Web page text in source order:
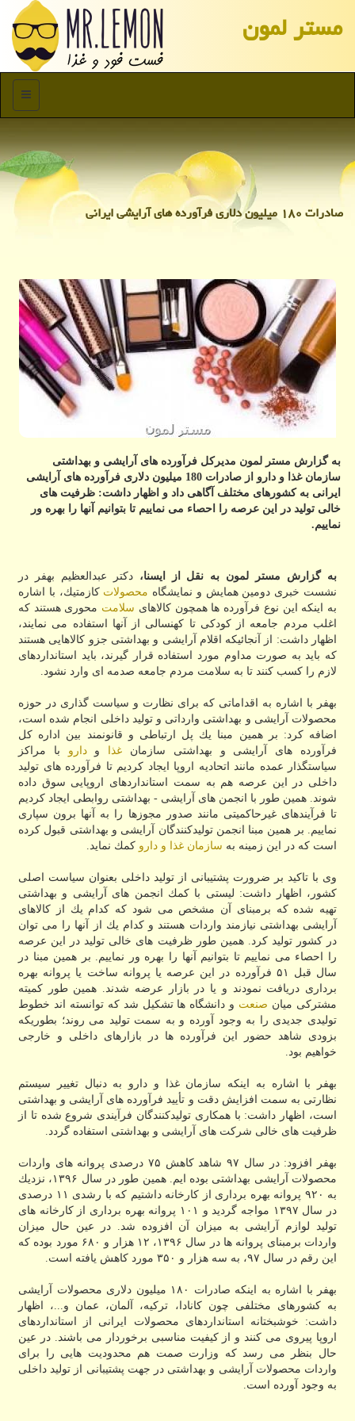
مستر لمون
منو
صادرات ۱۸۰ میلیون دلاری فرآورده های آرایشی ایرانی
به گزارش مستر لمون مدیركل فرآورده های آرایشی و بهداشتی
سازمان غذا و دارو از صادرات 180 میلیون دلاری فرآورده های آرایشی
ایرانی به كشورهای مختلف آگاهی داد و اظهار داشت: ظرفیت های
خالی تولید در این عرصه را احصاء می نماییم تا بتوانیم آنها را بهره ور
نماییم.
به گزارش مستر لمون به نقل از ایسنا،دكتر عبدالعظیم بهفر در
نشست خبری دومین همایش و نمایشگاه محصولات كازمتیك، با اشاره
به اینكه این نوع فرآورده ها همچون كالاهای سلامت محوری هستند كه
اغلب مردم جامعه از كودكی تا كهنسالی از آنها استفاده می نمایند،
اظهار داشت: از آنجائیكه اقلام آرایشی و بهداشتی جزو كالاهایی هستند
كه باید به صورت مداوم مورد استفاده قرار گیرند، باید استانداردهای
لازم را كسب كنند تا به سلامت مردم جامعه صدمه ای وارد نشود.
بهفر با اشاره به اقداماتی كه برای نظارت و سیاست گذاری در حوزه
محصولات آرایشی و بهداشتی وارداتی و تولید داخلی انجام شده است،
اضافه كرد: بر همین مبنا یك پل ارتباطی و قانونمند بین اداره كل
فرآورده های آرایشی و بهداشتی سازمان غذا ودارو با مراكز
سیاستگذار عمده مانند اتحادیه اروپا ایجاد كردیم تا فرآورده های تولید
داخلی در این عرصه هم به سمت استانداردهای اروپایی سوق داده
شوند. همین طور با انجمن های آرایشی - بهداشتی روابطی ایجاد كردیم
تا فرآیندهای غیرحاكمیتی مانند صدور مجوزها را به آنها برون سپاری
نماییم. بر همین مبنا انجمن تولیدكنندگان آرایشی و بهداشتی قبول كرده
است كه در این زمینه به سازمان غذا و دارو كمك نماید.
وی با تاكید بر ضرورت پشتیبانی از تولید داخلی بعنوان سیاست اصلی
كشور، اظهار داشت: لیستی با كمك انجمن های آرایشی و بهداشتی
تهیه شده كه برمبنای آن مشخص می شود كه كدام یك از كالاهای
آرایشی بهداشتی نیازمند واردات هستند و كدام یك از آنها را می توان
در كشور تولید كرد. همین طور ظرفیت های خالی تولید در این عرصه
را احصاء می نماییم تا بتوانیم آنها را بهره ور نماییم. بر همین مبنا در
سال قبل ۵۱ فرآورده در این عرصه یا پروانه ساخت یا پروانه بهره
برداری دریافت نمودند و یا در بازار عرضه شدند. همین طور كمیته
مشتركی میان صنعت و دانشگاه ها تشكیل شد كه توانسته اند خطوط
تولیدی جدیدی را به وجود آورده و به سمت تولید می روند؛ بطوریكه
بزودی شاهد حضور این فرآورده ها در بازارهای داخلی و خارجی
خواهیم بود.
بهفر با اشاره به اینكه سازمان غذا و دارو به دنبال تغییر سیستم
نظارتی به سمت افزایش دقت و تأیید فرآورده های آرایشی و بهداشتی
است، اظهار داشت: با همكاری تولیدكنندگان فرآیندی شروع شده تا از
ظرفیت های خالی شركت های آرایشی و بهداشتی استفاده گردد.
بهفر افزود: در سال ۹۷ شاهد كاهش ۷۵ درصدی پروانه های واردات
محصولات آرایشی بهداشتی بوده ایم. همین طور در سال ۱۳۹۶، نزدیك
به ۹۲۰ پروانه بهره برداری از كارخانه داشتیم كه با رشدی ۱۱ درصدی
در سال ۱۳۹۷ مواجه گردید و ۱۰۱ پروانه بهره برداری از كارخانه های
تولید لوازم آرایشی به میزان آن افزوده شد. در عین حال میزان
واردات برمبنای پروانه ها در سال ۱۳۹۶، ۱۲ هزار و ۶۸۰ مورد بوده كه
این رقم در سال ۹۷، به سه هزار و ۳۵۰ مورد كاهش یافته است.
بهفر با اشاره به اینكه صادرات ۱۸۰ میلیون دلاری محصولات آرایشی
به كشورهای مختلفی چون كانادا، تركیه، آلمان، عمان و...، اظهار
داشت: خوشبختانه استانداردهای محصولات ایرانی از استانداردهای
اروپا پیروی می كنند و از كیفیت مناسبی برخوردار می باشند. در عین
حال بنظر می رسد كه وزارت صمت هم محدودیت هایی را برای
واردات محصولات آرایشی و بهداشتی در جهت پشتیبانی از تولید داخلی
به وجود آورده است.